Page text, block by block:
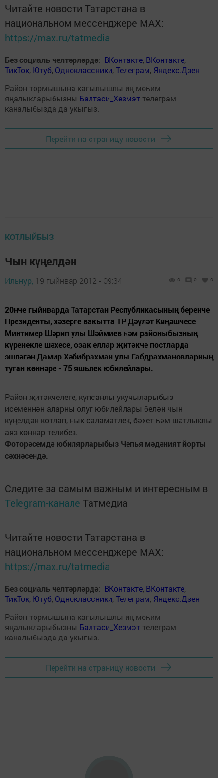
Читайте новости Татарстана в
национальном мессенджере MАХ:
https://max.ru/tatmedia
Без социаль челтәрләрдә: ВКонтакте, ВКонтакте,
ТикТок, Ютуб, Одноклассники,Телеграм, Яндекс.Дзен
Район тормышына кагылышлы иң мөһим
яңалыкларыбызны Балтаси_Хезмэт телеграм
каналыбызда да укыгыз.
Перейти на страницу новости
КОТЛЫЙБЫЗ
Чын күңелдән
Ильнур, 19 гыйнвар 2012 - 09:34 0 0 0
20нче гыйнварда Татарстан Республикасының беренче
Президенты, хәзерге вакытта ТР Дәүләт Киңәшчесе
Минтимер Шәрип улы Шәймиев һәм районыбызның
күренекле шәхесе, озак еллар җитәкче постларда
эшләгән Дамир Хәбибрахман улы Габдрахмановларның
туган көннәре - 75 яшьлек юбилейлары.
Район җитәкчелеге, күпсанлы укучыларыбыз
исеменнән аларны олуг юбилейлары белән чын
күңелдән котлап, нык сәламәтлек, бәхет һәм шатлыклы
аяз көннәр телибез.
Фоторәсемдә юбилярларыбыз Чепья мәдәният йорты
сәхнәсендә.
Следите за самым важным и интересным в
Telegram-канале Татмедиа
Читайте новости Татарстана в
национальном мессенджере MАХ:
https://max.ru/tatmedia
Без социаль челтәрләрдә: ВКонтакте, ВКонтакте,
ТикТок, Ютуб, Одноклассники,Телеграм, Яндекс.Дзен
Район тормышына кагылышлы иң мөһим
яңалыкларыбызны Балтаси_Хезмэт телеграм
каналыбызда да укыгыз.
Перейти на страницу новости